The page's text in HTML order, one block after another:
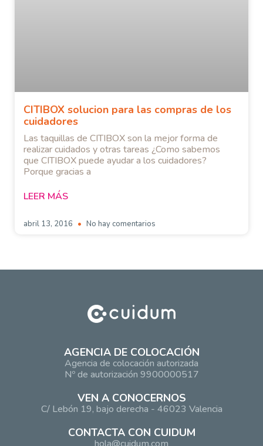
CITIBOX solucion para las compras de los
cuidadores
Las taquillas de CITIBOX son la mejor forma de
realizar cuidados y otras tareas ¿Como sabemos
que CITIBOX puede ayudar a los cuidadores?
Porque gracias a
LEER MÁS
abril 13, 2016 No hay comentarios
AGENCIA DE COLOCACIÓN
Agencia de colocación autorizada
Nº de autorización 9900000517
VEN A CONOCERNOS
C/ Lebón 19, bajo derecha - 46023 Valencia
CONTACTA CON CUIDUM